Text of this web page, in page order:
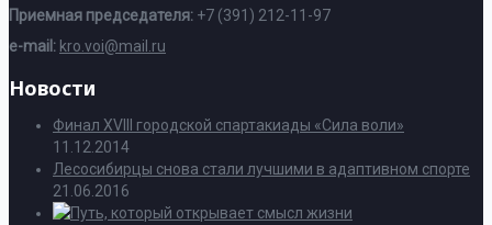
Приемная председателя: +7 (391) 212-11-97
e-mail: kro.voi@mail.ru
Новости
Финал XVIII городской спартакиады «Сила воли»
11.12.2014
Лесосибирцы снова стали лучшими в адаптивном спорте
21.06.2016